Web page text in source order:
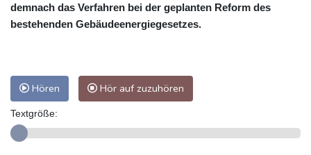
demnach das Verfahren bei der geplanten Reform des
bestehenden Gebäudeenergiegesetzes.
Hören Hör auf zuzuhören
Textgröße: